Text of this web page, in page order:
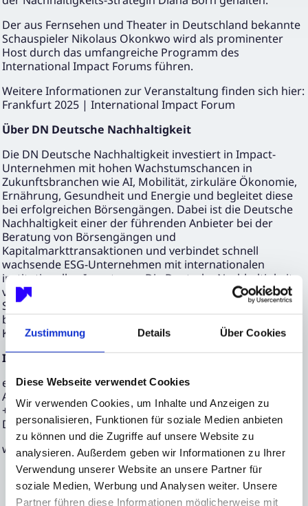
Zustimmung Details Über Cookies
Diese Webseite verwendet Cookies
Wir verwenden Cookies, um Inhalte und Anzeigen zu
personalisieren, Funktionen für soziale Medien anbieten
zu können und die Zugriffe auf unsere Website zu
analysieren. Außerdem geben wir Informationen zu Ihrer
Verwendung unserer Website an unsere Partner für
soziale Medien, Werbung und Analysen weiter. Unsere
Partner führen diese Informationen möglicherweise mit
Der aus Fernsehen und Theater in Deutschland bekannte
Schauspieler Nikolaus Okonkwo wird als prominenter
Host durch das umfangreiche Programm des
International Impact Forums führen.
Weitere Informationen zur Veranstaltung finden sich hier:
Frankfurt 2025 | International Impact Forum
Über DN Deutsche Nachhaltigkeit
Die DN Deutsche Nachhaltigkeit investiert in Impact-
Unternehmen mit hohen Wachstumschancen in
Zukunftsbranchen wie AI, Mobilität, zirkuläre Ökonomie,
Ernährung, Gesundheit und Energie und begleitet diese
bei erfolgreichen Börsengängen. Dabei ist die Deutsche
Nachhaltigkeit einer der führenden Anbieter bei der
Beratung von Börsengängen und
Kapitalmarkttransaktionen und verbindet schnell
wachsende ESG-Unternehmen mit internationalen
institutionellen Investoren. Die Deutsche Nachhaltigkeit
verfolgt somit eine nachhaltige und börsenrelevante
Strategie und berät ihre Portfoliopartner
bankenunabhängig zu allen Instrumenten des
Kapitalmarktes.
Investor Relations und Media Relations
edicto GmbH
Axel Mühlhaus / Svenja Liebig
+49 69 90550 5-50
DN@edicto.de
www.deutsche-nachhaltigkeit.com